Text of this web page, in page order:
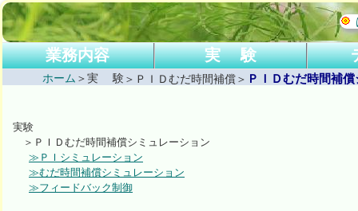
業務内容
業務履歴
ＰＣシステム
組込コンピュータソフト作成
組込コンピュータボード製作
画像処理追跡処理
小型監視カメラ制御装置
変動濃度計測システム装置
油圧トルクテスタ
PC監視モニター
ノイズに強い制御装置
アナログ回路
実 験
画像処理・基本ソフト
画像処理・拡大アルゴリズム比
画像処理・粒子解析寸法計測例
画像処理・追跡処理
画像処理・境界検索(最小二乗
画像処理・処理速度の比較
ＰＩＤむだ時間補償・ＰＩシミ
ＰＩＤむだ時間補償・シミュレ
ＰＩＤむだ時間補償・フィード
相似図形の相似係数
ＦＦＴ・変換例
ＦＦＴ・システムの同定
ドローン自動飛行プログラム作
ドローン自動飛行プログラム作
ＡＩによる手書き数字の学習
ＡＩによる表面のキズ、欠陥検
ＡＩによる時系列データの未来
ＡＩによる複数時系列データの
低電
低電
低電
低電
ロー
デジ
デジ
デジ
ホーム ＞実 験 ＞ＰＩＤむだ時間補償＞ ＰＩＤむだ時間補
実験
＞ＰＩＤむだ時間補償シミュレーション
≫ＰＩシミュレーション
≫むだ時間補償シミュレーション
≫フィードバック制御